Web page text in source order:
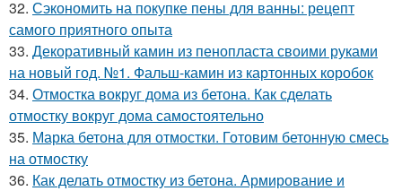
32. Сэкономить на покупке пены для ванны: рецепт
самого приятного опыта
33. Декоративный камин из пенопласта своими руками
на новый год. №1. Фальш-камин из картонных коробок
34. Отмостка вокруг дома из бетона. Как сделать
отмостку вокруг дома самостоятельно
35. Марка бетона для отмостки. Готовим бетонную смесь
на отмостку
36. Как делать отмостку из бетона. Армирование и